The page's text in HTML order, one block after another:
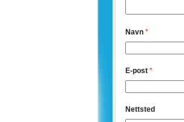
Navn *
E-post *
Nettsted